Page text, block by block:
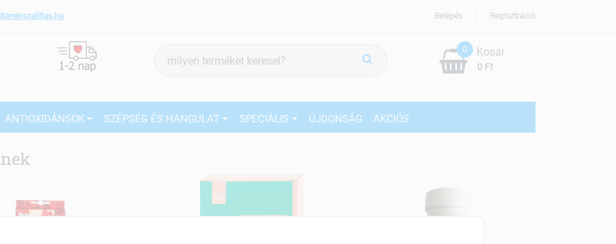
Regisztráció
Belépés
keresés
0
0 Ft
Kosár
ANTIOXIDÁNSOK SZÉPSÉG ÉS HANGULAT SPECIÁLIS ÚJDONSÁG AKCIÓS